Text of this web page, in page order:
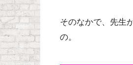
そのなかで、先生
の。